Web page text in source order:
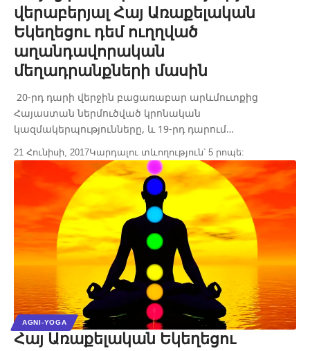
վերաբերյալ Հայ Առաքելական
Եկեղեցու դեմ ուղղված
աղանդավորական
մեղադրանքների մասին
20-րդ դարի վերջին բացառաբար արևմուտքից
Հայաստան ներմուծված կրոնական
կազմակերպությունները, և 19-րդ դարում…
21 Հունիսի, 2017Կարդալու տևողություն՝ 5 րոպե:
AGNI-YOGA
Հայ Առաքելական Եկեղեցու